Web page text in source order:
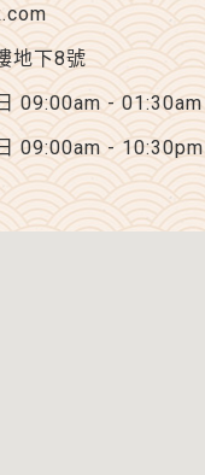
地下8號
09:00am - 01:30am
09:00am - 10:30pm